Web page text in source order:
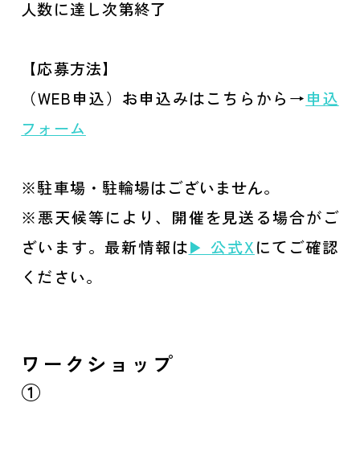
人数に達し次第終了
【応募方法】
（WEB申込）お申込みはこちらから→申込
フォーム
※駐車場・駐輪場はございません。
※悪天候等により、開催を見送る場合がご
ざいます。最新情報は▶ 公式Xにてご確認
ください。
ワークショップ
①